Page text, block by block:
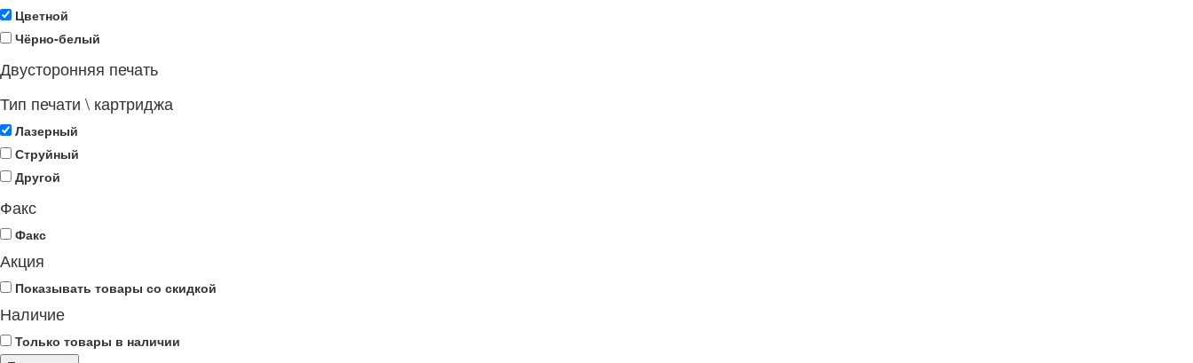
Цветной
Чёрно-белый
Двусторонняя печать
Тип печати \ картриджа
Лазерный
Струйный
Другой
Факс
Факс
Акция
Показывать товары со скидкой
Наличие
Только товары в наличии